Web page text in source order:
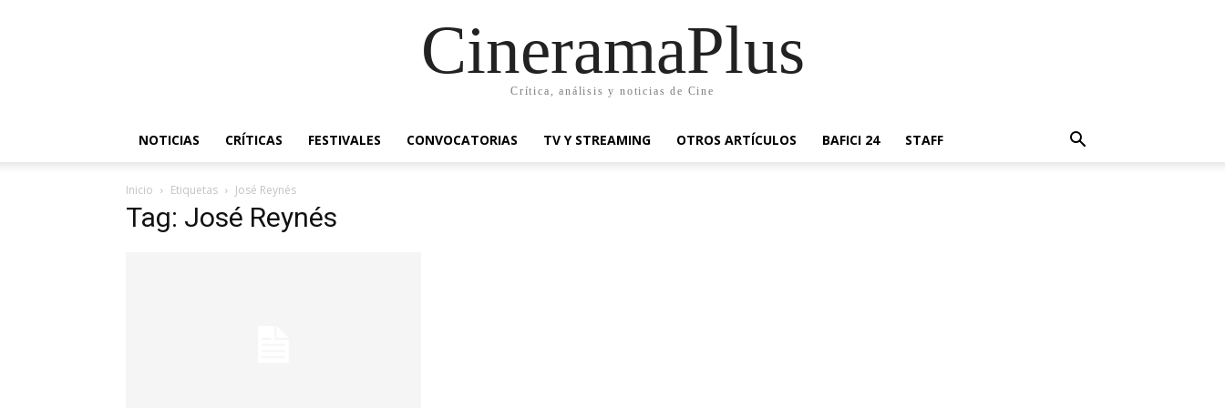
CineramaPlus
Crítica, análisis y noticias de Cine
NOTICIAS CRÍTICAS FESTIVALES CONVOCATORIAS TV Y STREAMING OTROS ARTÍCULOS BAFICI 24 STAFF
Inicio Etiquetas José Reynés
Tag: José Reynés